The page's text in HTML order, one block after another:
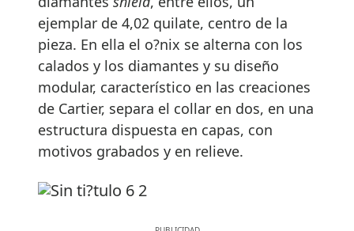
ejemplar de 4,02 quilate, centro de la
pieza. En ella el o?nix se alterna con los
calados y los diamantes y su diseño
modular, característico en las creaciones
de Cartier, separa el collar en dos, en una
estructura dispuesta en capas, con
motivos grabados y en relieve.